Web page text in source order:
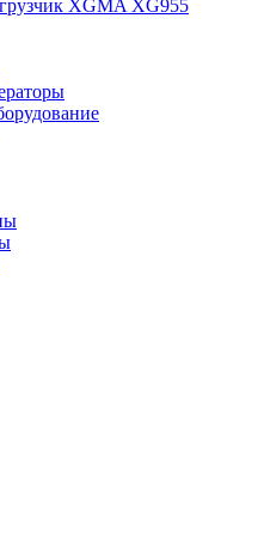
XGMA XG955